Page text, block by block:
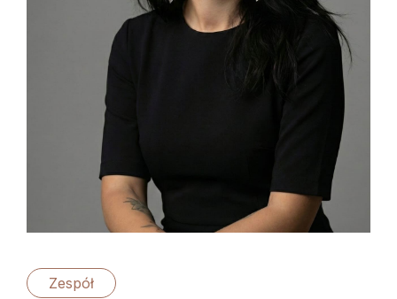
Zespół